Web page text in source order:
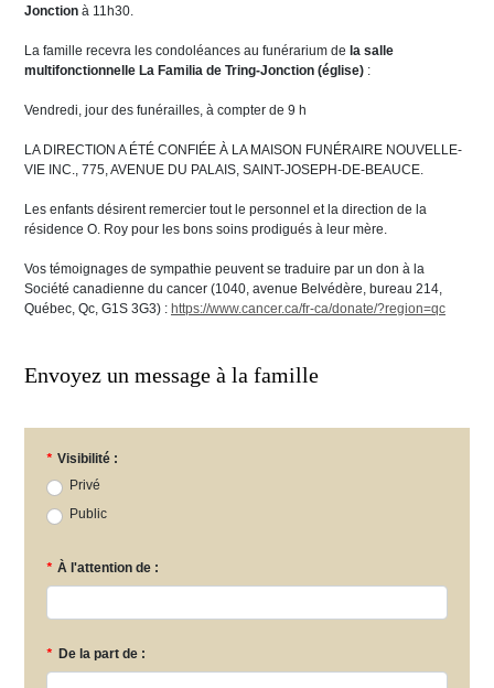
Jonction à 11h30.
La famille recevra les condoléances au funérarium de la salle
multifonctionnelle La Familia de Tring-Jonction (église) :
Vendredi, jour des funérailles, à compter de 9 h
LA DIRECTION A ÉTÉ CONFIÉE À LA MAISON FUNÉRAIRE NOUVELLE-
VIE INC., 775, AVENUE DU PALAIS, SAINT-JOSEPH-DE-BEAUCE.
Les enfants désirent remercier tout le personnel et la direction de la
résidence O. Roy pour les bons soins prodigués à leur mère.
Vos témoignages de sympathie peuvent se traduire par un don à la
Société canadienne du cancer (1040, avenue Belvédère, bureau 214,
Québec, Qc, G1S 3G3) : https://www.cancer.ca/fr-ca/donate/?region=qc
Envoyez un message à la famille
* Visibilité :
Privé
Public
* À l'attention de :
* De la part de :